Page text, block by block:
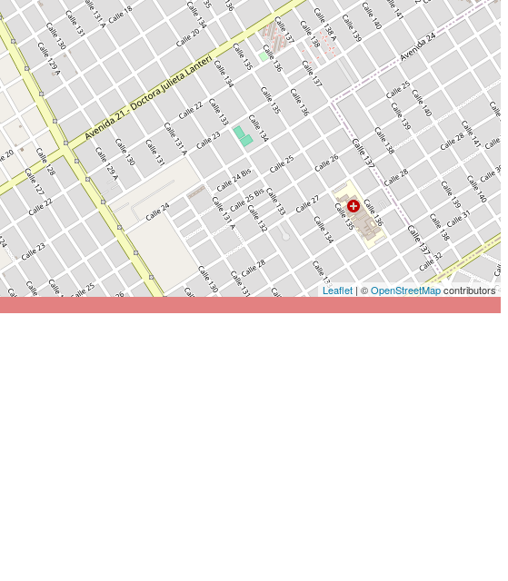
Leaflet | ©OpenStreetMapcontributors